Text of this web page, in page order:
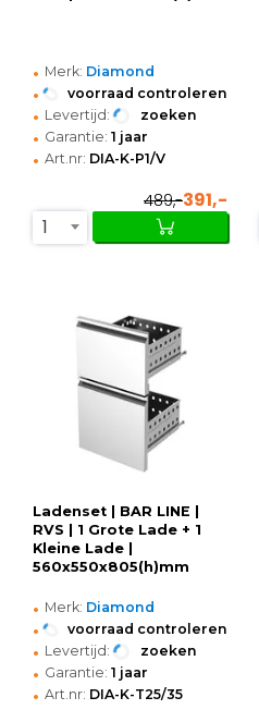
• Merk: Diamond
• voorraad controleren
• Levertijd: zoeken
• Garantie: 1 jaar
• Art.nr: DIA-K-P1/V
489,-391,-
1
Ladenset | BAR LINE |
RVS | 1 Grote Lade + 1
Kleine Lade |
560x550x805(h)mm
• Merk: Diamond
• voorraad controleren
• Levertijd: zoeken
• Garantie: 1 jaar
• Art.nr: DIA-K-T25/35